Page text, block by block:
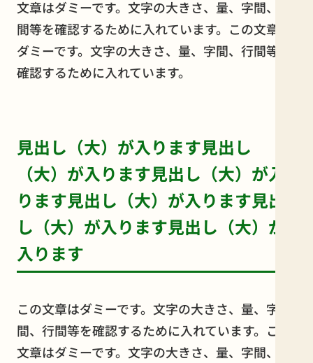
文章はダミーです。文字の大きさ、量、字間、行
間等を確認するために入れています。この文章は
ダミーです。文字の大きさ、量、字間、行間等を
確認するために入れています。
見出し（大）が入ります見出し
（大）が入ります見出し（大）が入
ります見出し（大）が入ります見出
し（大）が入ります見出し（大）が
入ります
この文章はダミーです。文字の大きさ、量、字
間、行間等を確認するために入れています。この
文章はダミーです。文字の大きさ、量、字間、行